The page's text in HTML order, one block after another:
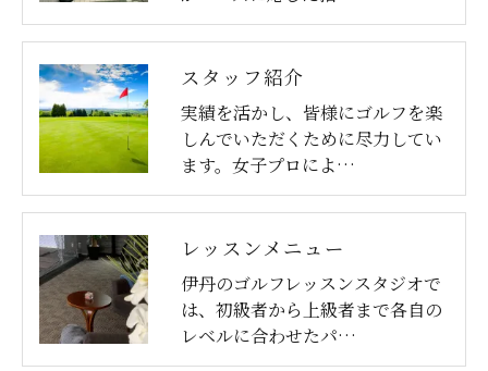
スタッフ紹介
実績を活かし、皆様にゴルフを楽
しんでいただくために尽力してい
ます。女子プロによ…
レッスンメニュー
伊丹のゴルフレッスンスタジオで
は、初級者から上級者まで各自の
レベルに合わせたパ…